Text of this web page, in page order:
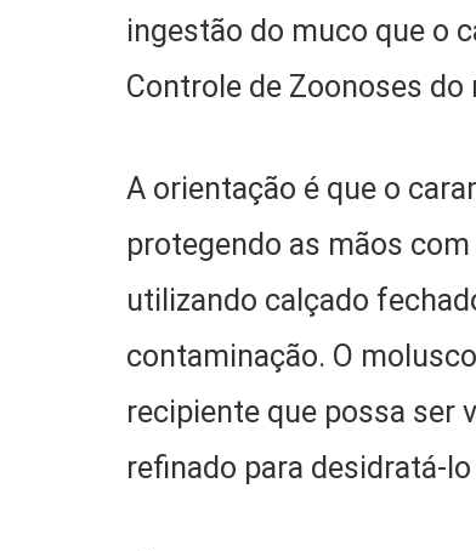
ingestão do muco que o
Controle de Zoonoses
A orientação é que o
protegendo as mãos
utilizando calçado
contaminação. O
recipiente que possa ser
refinado para desidratá-